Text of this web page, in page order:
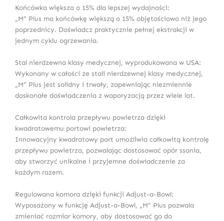
Końcówka większa o 15% dla lepszej wydajności:
„M” Plus ma końcówkę większą o 15% objętościowo niż jego
poprzednicy. Doświadcz praktycznie pełnej ekstrakcji w
jednym cyklu ogrzewania.
Stal nierdzewna klasy medycznej, wyprodukowana w USA:
Wykonany w całości ze stali nierdzewnej klasy medycznej,
„M” Plus jest solidny i trwały, zapewniając niezmiennie
doskonałe doświadczenia z waporyzacją przez wiele lat.
Całkowita kontrola przepływu powietrza dzięki
kwadratowemu portowi powietrza:
Innowacyjny kwadratowy port umożliwia całkowitą kontrolę
przepływu powietrza, pozwalając dostosować opór ssania,
aby stworzyć unikalne i przyjemne doświadczenie za
każdym razem.
Regulowana komora dzięki funkcji Adjust-a-Bowl:
Wyposażony w funkcję Adjust-a-Bowl, „M” Plus pozwala
zmieniać rozmiar komory, aby dostosować go do